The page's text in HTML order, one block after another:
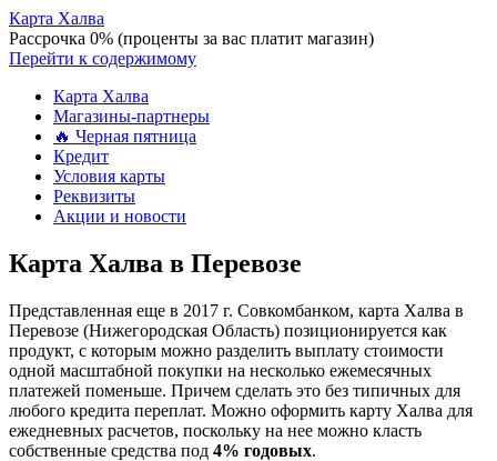
Карта Халва
Рассрочка 0% (проценты за вас платит магазин)
Перейти к содержимому
Карта Халва
Магазины-партнеры
🔥 Черная пятница
Кредит
Условия карты
Реквизиты
Акции и новости
Карта Халва в Перевозе
Представленная еще в 2017 г. Совкомбанком, карта Халва в
Перевозе (Нижегородская Область) позиционируется как
продукт, с которым можно разделить выплату стоимости
одной масштабной покупки на несколько ежемесячных
платежей поменьше. Причем сделать это без типичных для
любого кредита переплат. Можно оформить карту Халва для
ежедневных расчетов, поскольку на нее можно класть
собственные средства под 4% годовых.